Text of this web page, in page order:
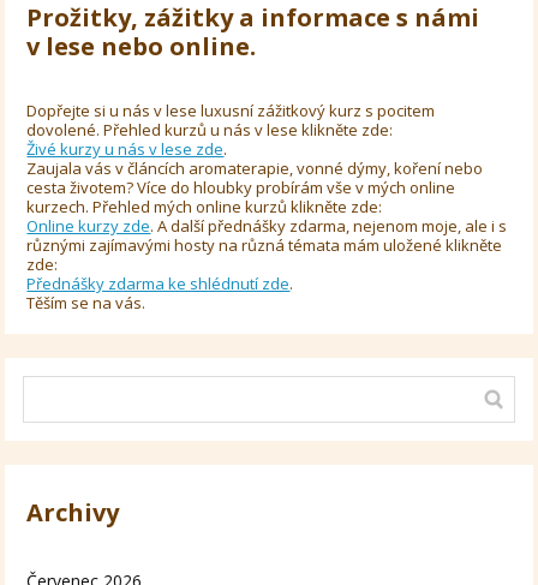
Prožitky, zážitky a informace s námi
v lese nebo online.
Dopřejte si u nás v lese luxusní zážitkový kurz s pocitem
dovolené. Přehled kurzů u nás v lese klikněte zde:
Živé kurzy u nás v lese zde.
Zaujala vás v článcích aromaterapie, vonné dýmy, koření nebo
cesta životem? Více do hloubky probírám vše v mých online
kurzech. Přehled mých online kurzů klikněte zde:
Online kurzy zde. A další přednášky zdarma, nejenom moje, ale i s
různými zajímavými hosty na různá témata mám uložené klikněte
zde:
Přednášky zdarma ke shlédnutí zde.
Těším se na vás.
Archivy